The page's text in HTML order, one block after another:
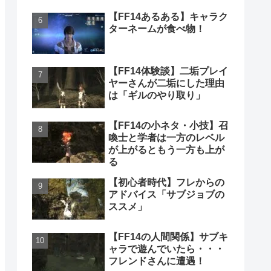
【FF14あるある】キャラク
ターネームが食べ物！
【FF14体験談】二垢プレイ
ヤーさんが二垢にした理由
は「ギルのやり取り」
【FF14の小ネタ・小技】召
喚士と学者は一方のレベル
が上がるともう一方も上が
る
【初心者時代】フレからの
アドバイス「サブジョブの
ススメ」
【FF14の人間関係】サブキ
ャラで遊んでいたら・・・
フレンドさんに遭遇！